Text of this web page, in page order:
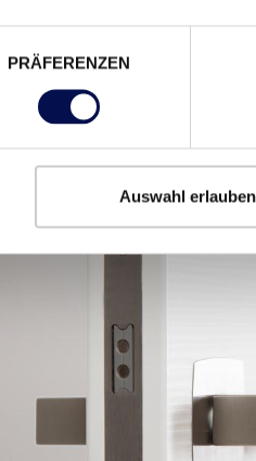
PRÄFERENZEN
Auswahl erlauben